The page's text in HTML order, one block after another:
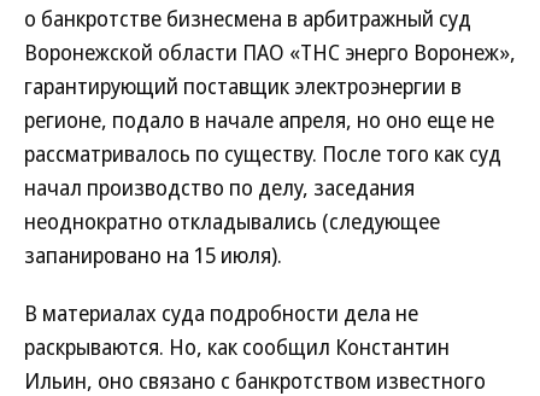
о банкротстве бизнесмена в арбитражный суд
Воронежской области ПАО «ТНС энерго Воронеж»,
гарантирующий поставщик электроэнергии в
регионе, подало в начале апреля, но оно еще не
рассматривалось по существу. После того как суд
начал производство по делу, заседания
неоднократно откладывались (следующее
запанировано на 15 июля).
В материалах суда подробности дела не
раскрываются. Но, как сообщил Константин
Ильин, оно связано с банкротством известного